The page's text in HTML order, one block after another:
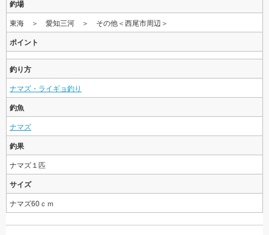
釣場
東海 ＞ 愛知三河 ＞ その他＜西尾市周辺＞
ポイント
釣り方
ナマズ・ライギョ釣り
釣魚
ナマズ
釣果
ナマズ１匹
サイズ
ナマズ60ｃｍ